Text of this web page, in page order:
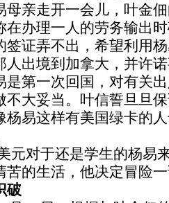
走开一会儿，叶金佃
在办理一人的劳务输出
签证弄不出，希望利用
人出境到加拿大，并许
是第一次回国，对有关
不大妥当。叶信誓旦旦
杨易这样有美国绿卡的
对于还是学生的杨易来
苦的生活，他决定冒险
破